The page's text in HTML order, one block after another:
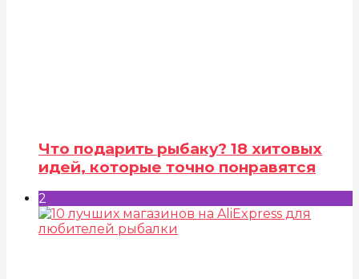
Что подарить рыбаку? 18 хитовых
идей, которые точно понравятся
2